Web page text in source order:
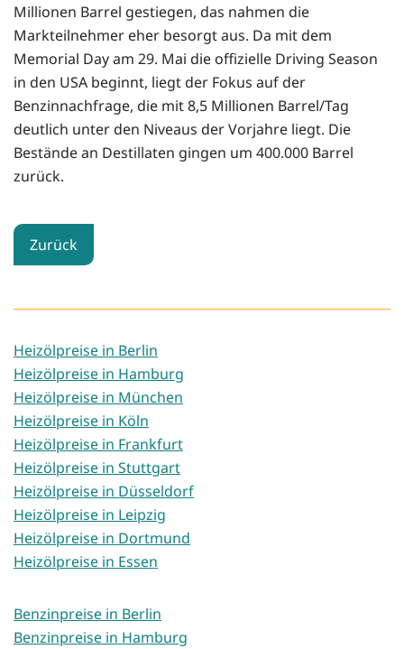
Millionen Barrel gestiegen, das nahmen die
Markteilnehmer eher besorgt aus. Da mit dem
Memorial Day am 29. Mai die offizielle Driving Season
in den USA beginnt, liegt der Fokus auf der
Benzinnachfrage, die mit 8,5 Millionen Barrel/Tag
deutlich unter den Niveaus der Vorjahre liegt. Die
Bestände an Destillaten gingen um 400.000 Barrel
zurück.
Zurück
Heizölpreise in Berlin
Heizölpreise in Hamburg
Heizölpreise in München
Heizölpreise in Köln
Heizölpreise in Frankfurt
Heizölpreise in Stuttgart
Heizölpreise in Düsseldorf
Heizölpreise in Leipzig
Heizölpreise in Dortmund
Heizölpreise in Essen
Benzinpreise in Berlin
Benzinpreise in Hamburg